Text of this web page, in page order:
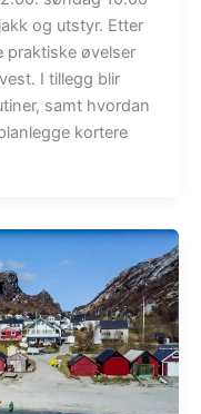
og utstyr. Etter
praktiske øvelser
I tillegg blir
samt hvordan
kortere